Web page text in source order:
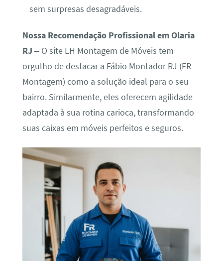
sem surpresas desagradáveis.
Nossa Recomendação Profissional em Olaria
RJ –O site LH Montagem de Móveis tem
orgulho de destacar a Fábio Montador RJ (FR
Montagem) como a solução ideal para o seu
bairro. Similarmente, eles oferecem agilidade
adaptada à sua rotina carioca, transformando
suas caixas em móveis perfeitos e seguros.